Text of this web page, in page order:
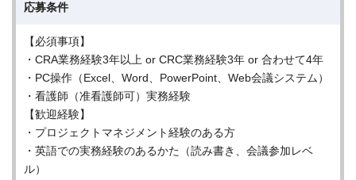
応募条件
【必須事項】
・CRA業務経験3年以上 or CRC業務経験3年 or 合わせて4年
・PC操作（Excel、Word、PowerPoint、Web会議システム）
・看護師（准看護師可）実務経験
【歓迎経験】
・プロジェクトマネジメント経験のある方
・英語での実務経験のあるかた（読み書き、会議参加レベ
ル）